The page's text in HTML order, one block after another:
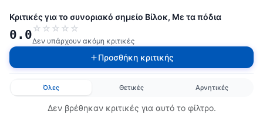
Κριτικές για το συνοριακό σημείο Βίλοκ, Με τα πόδια
0.0☆ ☆ ☆ ☆ ☆
Δεν υπάρχουν ακόμη κριτικές
Προσθήκη κριτικής
Όλες Θετικές Αρνητικές
Δεν βρέθηκαν κριτικές για αυτό το φίλτρο.